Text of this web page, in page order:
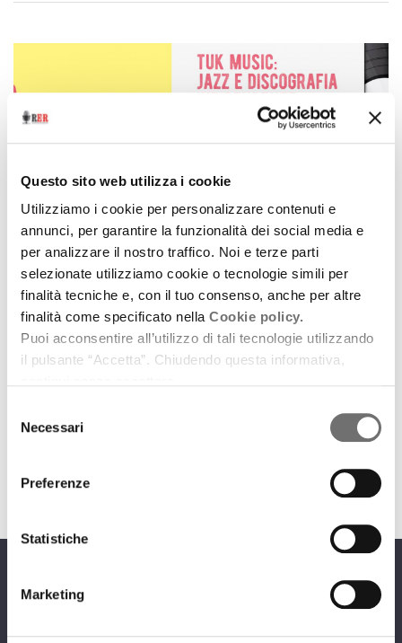
Questo sito web utilizza i cookie
Utilizziamo i cookie per personalizzare contenuti e
annunci, per garantire la funzionalità dei social media e
per analizzare il nostro traffico. Noi e terze parti
selezionate utilizziamo cookie o tecnologie simili per
finalità tecniche e, con il tuo consenso, anche per altre
finalità come specificato nella Cookie policy.
Puoi acconsentire all’utilizzo di tali tecnologie utilizzando
il pulsante “Accetta”. Chiudendo questa informativa,
delNecessari
Preferenze
Statistiche
Marketing
Eventi live
Come funziona un’etichetta indipendente? Paolo Fresu
e Luca Devito raccontano Tǔk Music
5 febbraio 2021
Pacoda